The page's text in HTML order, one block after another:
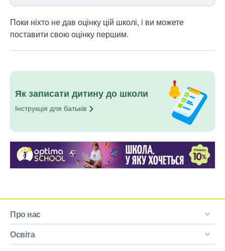
Поки ніхто не дав оцінку цій школі, і ви можете
поставити свою оцінку першим.
Як записати дитину до школи
Інструкція для батьків
Про нас
Освіта